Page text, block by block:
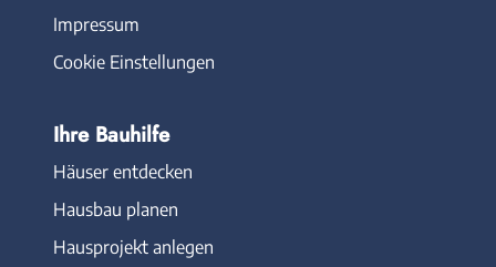
Impressum
Cookie Einstellungen
Ihre Bauhilfe
Häuser entdecken
Hausbau planen
Hausprojekt anlegen